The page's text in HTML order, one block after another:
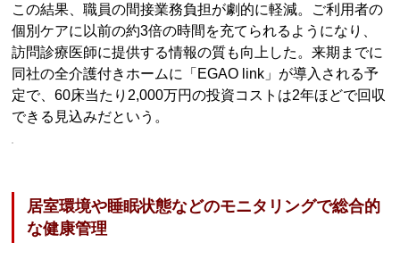
この結果、職員の間接業務負担が劇的に軽減。ご利用者の
個別ケアに以前の約3倍の時間を充てられるようになり、
訪問診療医師に提供する情報の質も向上した。来期までに
同社の全介護付きホームに「EGAO link」が導入される予
定で、60床当たり2,000万円の投資コストは2年ほどで回収
できる見込みだという。
居室環境や睡眠状態などのモニタリングで総合的
な健康管理